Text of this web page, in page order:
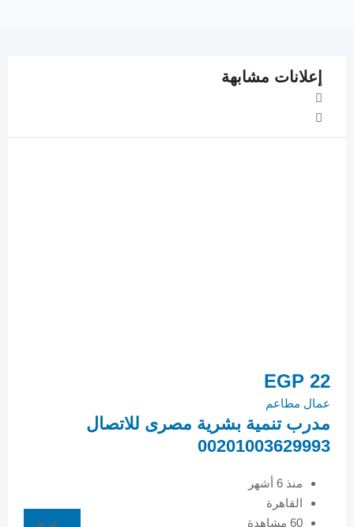
إعلانات مشابهة
عرض
EGP 22
عمال مطاعم
مدرب تنمية بشرية مصرى للاتصال
00201003629993
منذ 6 أشهر
القاهرة
60 مشاهدة